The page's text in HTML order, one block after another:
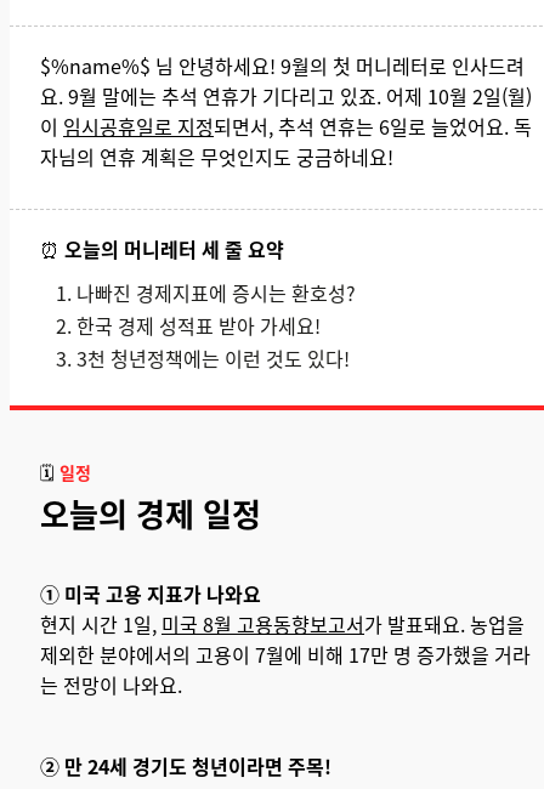
$%name%$ 님 안녕하세요! 9월의 첫 머니레터로 인사드려
요. 9월 말에는 추석 연휴가 기다리고 있죠. 어제 10월 2일(월)
이 임시공휴일로 지정되면서, 추석 연휴는 6일로 늘었어요. 독
자님의 연휴 계획은 무엇인지도 궁금하네요!
⏰ 오늘의 머니레터 세 줄 요약
나빠진 경제지표에 증시는 환호성?
한국 경제 성적표 받아 가세요!
3천 청년정책에는 이런 것도 있다!
🗓️ 일정
오늘의 경제 일정
① 미국 고용 지표가 나와요
현지 시간 1일, 미국 8월 고용동향보고서가 발표돼요. 농업을
제외한 분야에서의 고용이 7월에 비해 17만 명 증가했을 거라
는 전망이 나와요.
② 만 24세 경기도 청년이라면 주목!